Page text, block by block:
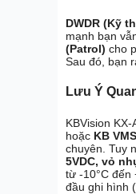
DWDR (Kỹ
mạnh bạn
(Patrol) cho
Sau đó, bạn
Lưu Ý
KBVision KX-
hoặc KB
chuyên. Tuy
5VDC, vỏ
từ -10°C đến
đầu ghi hình